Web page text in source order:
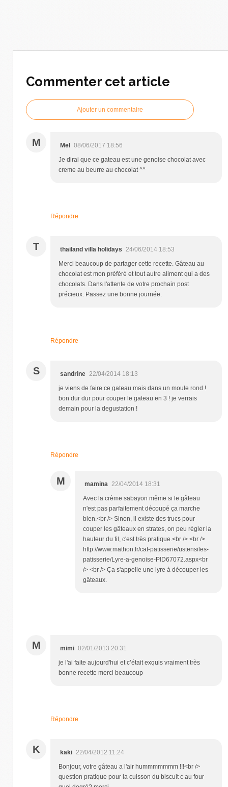
Commenter cet article
Ajouter un commentaire
M Mel
08/06/2017 18:56
Je dirai que ce gateau est une genoise chocolat avec
creme au beurre au chocolat ^^
Répondre
T thailand villa holidays 24/06/2014 18:53
Merci beaucoup de partager cette recette. Gâteau au
chocolat est mon préféré et tout autre aliment qui a des
chocolats. Dans l'attente de votre prochain post
précieux. Passez une bonne journée.
Répondre
S sandrine 22/04/2014 18:13
je viens de faire ce gateau mais dans un moule rond !
bon dur dur pour couper le gateau en 3 ! je verrais
demain pour la degustation !
Répondre
M mamina 22/04/2014 18:31
Avec la crème sabayon même si le gâteau
n'est pas parfaitement découpé ça marche
bien.<br /> Sinon, il existe des trucs pour
couper les gâteaux en strates, on peu régler la
hauteur du fil, c'est très pratique.<br /> <br />
http://www.mathon.fr/cat-patisserie/ustensiles-
patisserie/Lyre-a-genoise-PID67072.aspx<br
/> <br /> Ça s'appelle une lyre à découper les
gâteaux.
M mimi 02/01/2013 20:31
je l'ai faite aujourd'hui et c’était exquis vraiment très
bonne recette merci beaucoup
Répondre
K kaki 22/04/2012 11:24
Bonjour, votre gâteau a l'air hummmmmmm !!!<br />
question pratique pour la cuisson du biscuit c au four